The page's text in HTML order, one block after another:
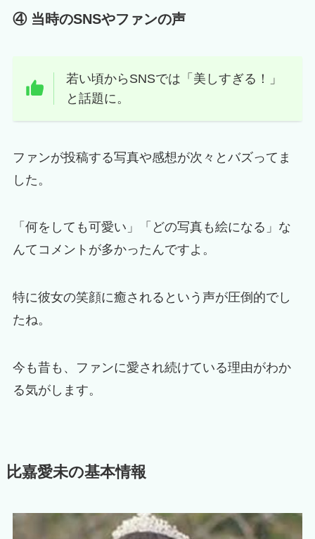
④ 当時のSNSやファンの声
若い頃からSNSでは「美しすぎる！」
と話題に。
ファンが投稿する写真や感想が次々とバズってま
した。
「何をしても可愛い」「どの写真も絵になる」な
んてコメントが多かったんですよ。
特に彼女の笑顔に癒されるという声が圧倒的でし
たね。
今も昔も、ファンに愛され続けている理由がわか
る気がします。
比嘉愛未の基本情報